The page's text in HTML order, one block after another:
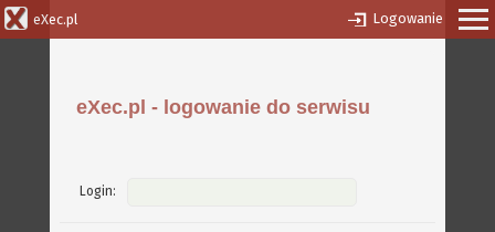
eXec.pl Logowanie
eXec.pl - logowanie do serwisu
Login: